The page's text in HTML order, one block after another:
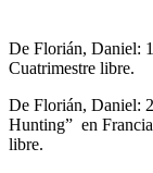
De Florián, Daniel:
Cuatrimestre libre.
De Florián, Daniel:
Hunting” en
libre.